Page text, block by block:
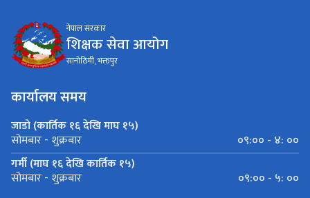
नेपाल सरकार
शिक्षक सेवा आयोग
सानोठिमी, भक्तपुर
कार्यालय समय
जाडो (कार्तिक १६ देखि माघ १५)
सोमबार - शुक्रबार
०९:०० - ४: ००
गर्मी (माघ १६ देखि कार्तिक १५)
सोमबार - शुक्रबार ०९:०० - ५: ००